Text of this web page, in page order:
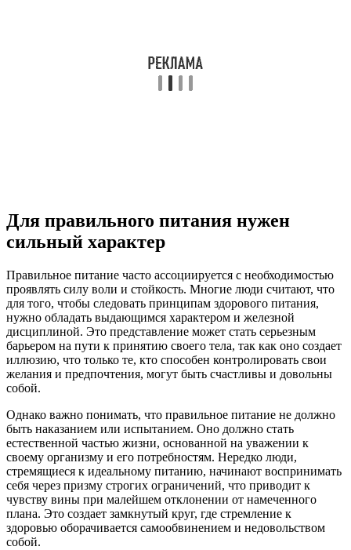
Для правильного питания нужен
сильный характер
Правильное питание часто ассоциируется с необходимостью
проявлять силу воли и стойкость. Многие люди считают, что
для того, чтобы следовать принципам здорового питания,
нужно обладать выдающимся характером и железной
дисциплиной. Это представление может стать серьезным
барьером на пути к принятию своего тела, так как оно создает
иллюзию, что только те, кто способен контролировать свои
желания и предпочтения, могут быть счастливы и довольны
собой.
Однако важно понимать, что правильное питание не должно
быть наказанием или испытанием. Оно должно стать
естественной частью жизни, основанной на уважении к
своему организму и его потребностям. Нередко люди,
стремящиеся к идеальному питанию, начинают воспринимать
себя через призму строгих ограничений, что приводит к
чувству вины при малейшем отклонении от намеченного
плана. Это создает замкнутый круг, где стремление к
здоровью оборачивается самообвинением и недовольством
собой.